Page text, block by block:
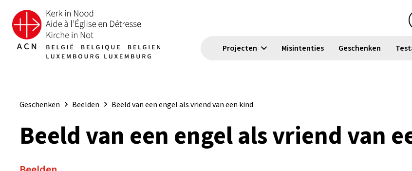
Projecten Misintenties Geschenken
Geschenken Beelden Beeld van een engel als vriend van een kind
Beeld van een engel als vriend van